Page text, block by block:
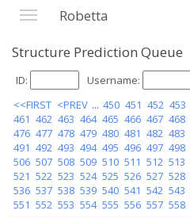
Robetta
Structure Prediction Queue
ID: Username:
<<FIRST <PREV ... 450 451 452 453
461 462 463 464 465 466 467 468
476 477 478 479 480 481 482 483
491 492 493 494 495 496 497 498
506 507 508 509 510 511 512 513
521 522 523 524 525 526 527 528
536 537 538 539 540 541 542 543
551 552 553 554 555 556 557 558